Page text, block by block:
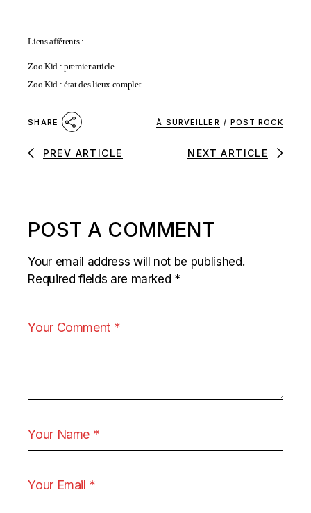
Liens afférents :
Zoo Kid : premier article
Zoo Kid : état des lieux complet
SHARE À SURVEILLER / POST ROCK
PREV ARTICLE NEXT ARTICLE
POST A COMMENT
Your email address will not be published.
Required fields are marked *